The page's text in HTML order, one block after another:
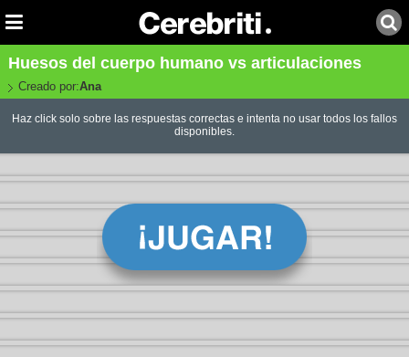
Huesos del cuerpo humano vs articulaciones
Creado por:Ana
Haz click solo sobre las respuestas correctas e intenta no usar todos los fallos
disponibles.